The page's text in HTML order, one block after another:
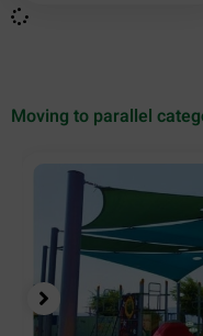
Moving to parallel